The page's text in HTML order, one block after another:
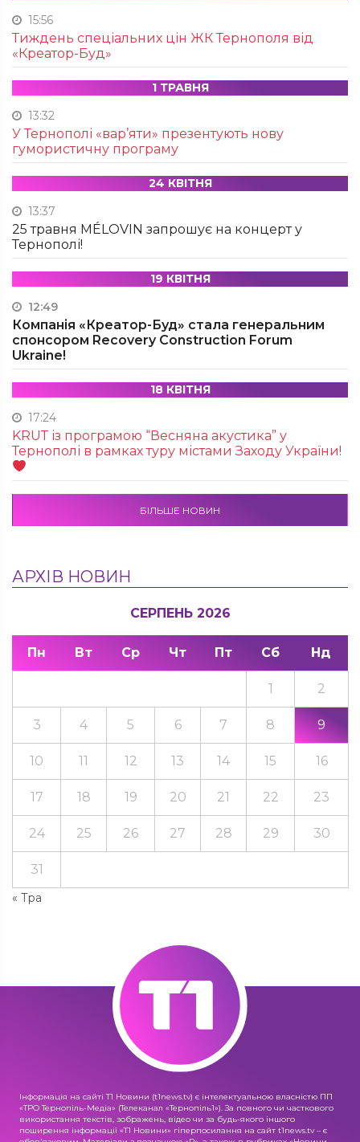
15:56
Тиждень спеціальних цін ЖК Тернополя від
«Креатор-Буд»
1 ТРАВНЯ
13:32
У Тернополі «вар’яти» презентують нову
гумористичну програму
24 КВІТНЯ
13:37
25 травня MÉLOVIN запрошує на концерт у
Тернополі!
19 КВІТНЯ
12:49
Компанія «Креатор-Буд» стала генеральним
спонсором Recovery Construction Forum
Ukraine!
18 КВІТНЯ
17:24
KRUТ із програмою “Весняна акустика” у
Тернополі в рамках туру містами Заходу України!
БІЛЬШЕ НОВИН
АРХІВ НОВИН
СЕРПЕНЬ 2026
Пн Вт Ср Чт Пт Сб Нд
« Тра
1 2
3 4 5 6 7 8 9
10 11 12 13 14 15 16
17 18 19 20 21 22 23
24 25 26 27 28 29 30
31
Інформація на сайті Т1 Новини (t1news.tv) є інтелектуальною власністю ПП
«ТРО Тернопіль-Медіа» (Телеканал «Тернопіль1»). За повного чи часткового
використання текстів, зображень, відео чи за будь-якого іншого
поширення інформації «Т1 Новини» гіперпосилання на сайт t1news.tv – є